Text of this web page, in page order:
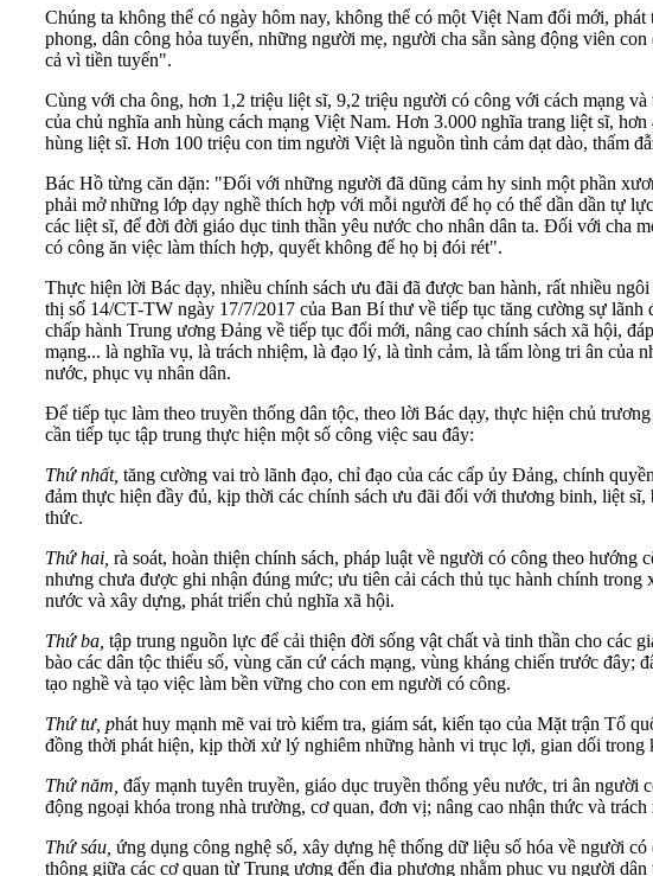
Chúng ta không thể có ngày hôm nay, không thể có một Việt Nam đổi mới,
phong, dân công hỏa tuyến, những người mẹ, người cha sẵn sàng động viên
cả vì tiền tuyến".
Cùng với cha ông, hơn 1,2 triệu liệt sĩ, 9,2 triệu người có công với cách mạng
của chủ nghĩa anh hùng cách mạng Việt Nam. Hơn 3.000 nghĩa trang liệt sĩ,
hùng liệt sĩ. Hơn 100 triệu con tim người Việt là nguồn tình cảm dạt dào,
Bác Hồ từng căn dặn: "Đối với những người đã dũng cảm hy sinh một phần
phải mở những lớp dạy nghề thích hợp với mỗi người để họ có thể dần dần tự
các liệt sĩ, để đời đời giáo dục tinh thần yêu nước cho nhân dân ta. Đối với cha
có công ăn việc làm thích hợp, quyết không để họ bị đói rét".
Thực hiện lời Bác dạy, nhiều chính sách ưu đãi đã được ban hành, rất nhiều
thị số 14/CT-TW ngày 17/7/2017 của Ban Bí thư về tiếp tục tăng cường sự
chấp hành Trung ương Đảng về tiếp tục đổi mới, nâng cao chính sách xã hội,
mạng... là nghĩa vụ, là trách nhiệm, là đạo lý, là tình cảm, là tấm lòng tri ân
nước, phục vụ nhân dân.
Để tiếp tục làm theo truyền thống dân tộc, theo lời Bác dạy, thực hiện chủ
cần tiếp tục tập trung thực hiện một số công việc sau đây:
Thứ nhất, tăng cường vai trò lãnh đạo, chỉ đạo của các cấp ủy Đảng, chính
đảm thực hiện đầy đủ, kịp thời các chính sách ưu đãi đối với thương binh, liệt
thức.
Thứ hai, rà soát, hoàn thiện chính sách, pháp luật về người có công theo
nhưng chưa được ghi nhận đúng mức; ưu tiên cải cách thủ tục hành chính
nước và xây dựng, phát triển chủ nghĩa xã hội.
Thứ ba, tập trung nguồn lực để cải thiện đời sống vật chất và tinh thần cho các
bào các dân tộc thiểu số, vùng căn cứ cách mạng, vùng kháng chiến trước
tạo nghề và tạo việc làm bền vững cho con em người có công.
Thứ tư, phát huy mạnh mẽ vai trò kiểm tra, giám sát, kiến tạo của Mặt trận Tổ
đồng thời phát hiện, kịp thời xử lý nghiêm những hành vi trục lợi, gian dối trong
Thứ năm, đẩy mạnh tuyên truyền, giáo dục truyền thống yêu nước, tri ân
động ngoại khóa trong nhà trường, cơ quan, đơn vị; nâng cao nhận thức và
Thứ sáu, ứng dụng công nghệ số, xây dựng hệ thống dữ liệu số hóa về người
thông giữa các cơ quan từ Trung ương đến địa phương nhằm phục vụ người